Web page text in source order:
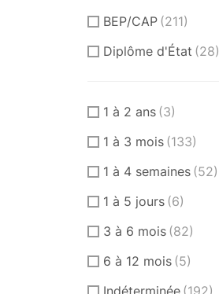
BEP/CAP (211)
Diplôme d'État (28)
1 à 2 ans (3)
1 à 3 mois (133)
1 à 4 semaines (52)
1 à 5 jours (6)
3 à 6 mois (82)
6 à 12 mois (5)
Indéterminée (192)